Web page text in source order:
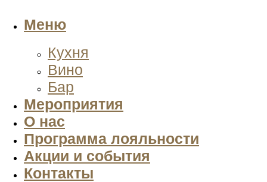
Меню
Кухня
Вино
Бар
Мероприятия
О нас
Программа лояльности
Акции и события
Контакты